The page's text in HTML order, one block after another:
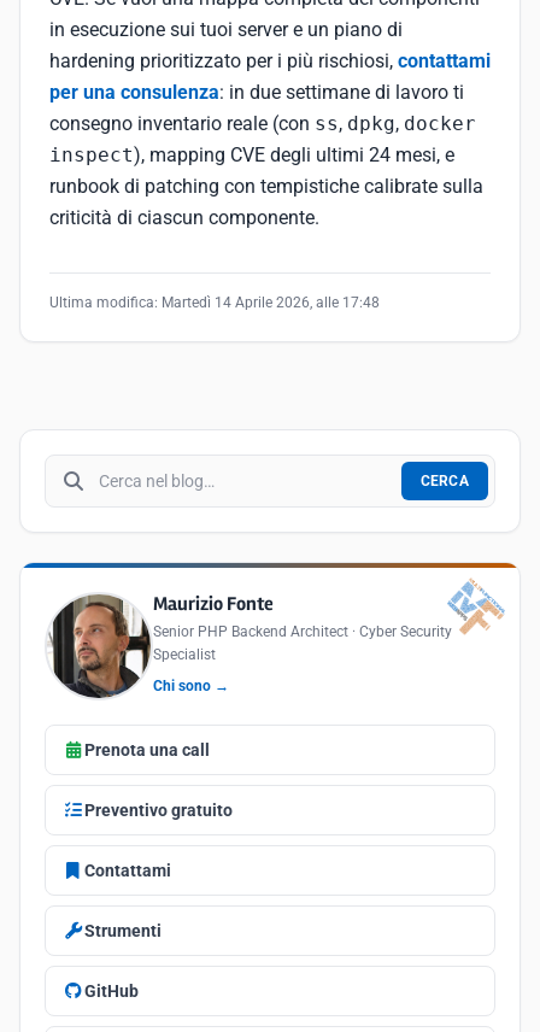
in esecuzione sui tuoi server e un piano di
hardening prioritizzato per i più rischiosi, contattami
per una consulenza: in due settimane di lavoro ti
consegno inventario reale (con ss, dpkg, docker
inspect), mapping CVE degli ultimi 24 mesi, e
runbook di patching con tempistiche calibrate sulla
criticità di ciascun componente.
Ultima modifica: Martedì 14 Aprile 2026, alle 17:48
Cerca nel blog
CERCA
Maurizio Fonte
Senior PHP Backend Architect · Cyber Security
Specialist
Chi sono →
Prenota una call
Preventivo gratuito
Contattami
Strumenti
GitHub